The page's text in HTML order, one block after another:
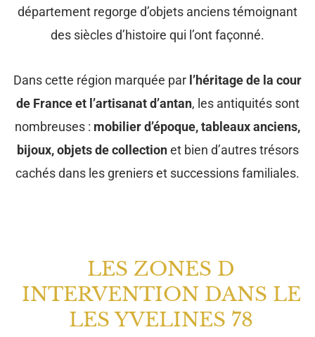
département regorge d’objets anciens témoignant
des siècles d’histoire qui l’ont façonné.
Dans cette région marquée par l’héritage de la cour
de France et l’artisanat d’antan, les antiquités sont
nombreuses : mobilier d’époque, tableaux anciens,
bijoux, objets de collectionet bien d’autres trésors
cachés dans les greniers et successions familiales.
LES ZONES D
INTERVENTION DANS LE
LES YVELINES 78